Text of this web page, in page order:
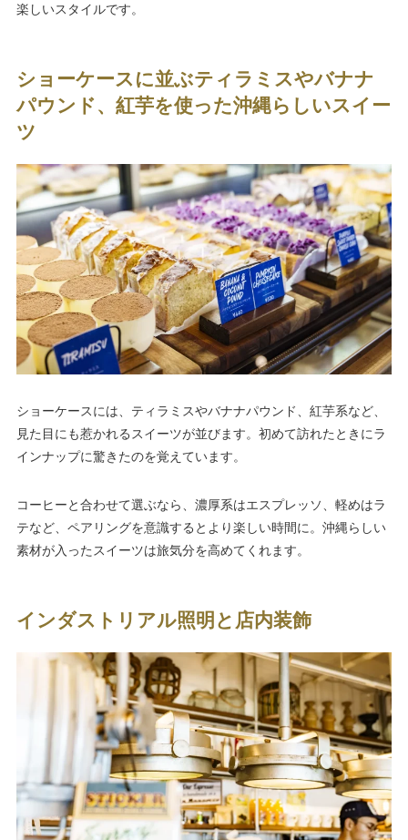
楽しいスタイルです。
ショーケースに並ぶティラミスやバナナ
パウンド、紅芋を使った沖縄らしいスイー
ツ
ショーケースには、ティラミスやバナナパウンド、紅芋系など、
見た目にも惹かれるスイーツが並びます。初めて訪れたときにラ
インナップに驚きたのを覚えています。
コーヒーと合わせて選ぶなら、濃厚系はエスプレッソ、軽めはラ
テなど、ペアリングを意識するとより楽しい時間に。沖縄らしい
素材が入ったスイーツは旅気分を高めてくれます。
インダストリアル照明と店内装飾